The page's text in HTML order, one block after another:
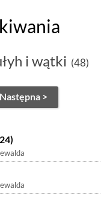
i wątki (48)
Następna >